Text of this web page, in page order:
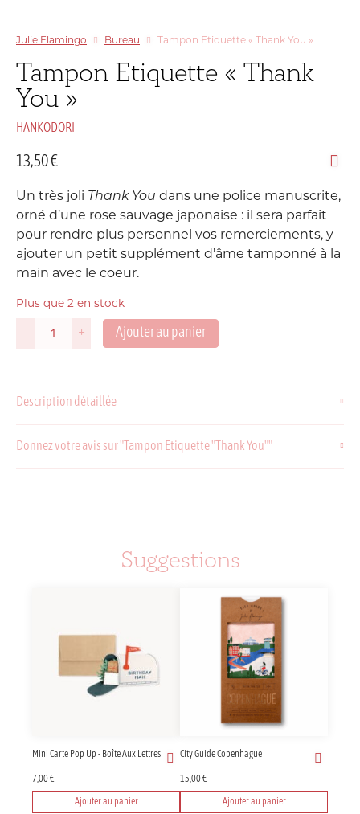
Julie Flamingo Bureau Tampon Etiquette « Thank You »
Tampon Etiquette « Thank
You »
HANKODORI
13,50€
Un très joli Thank You dans une police manuscrite,
orné d’une rose sauvage japonaise : il sera parfait
pour rendre plus personnel vos remerciements, y
ajouter un petit supplément d’âme tamponné à la
main avec le coeur.
Plus que 2 en stock
-
quantité
"Thank
+ Ajouter au panier
Description détaillée
Donnez votre avis sur "Tampon Etiquette "Thank You""
Suggestions
Mini Carte Pop Up - Boîte Aux Lettres
7,00€
Ajouter au panier
City Guide Copenhague
15,00€
Ajouter au panier